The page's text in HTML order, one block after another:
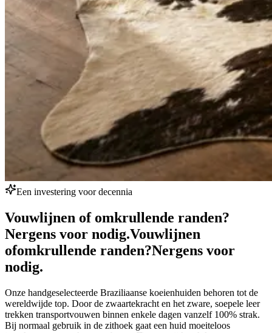
Een investering voor decennia
Vouwlijnen of omkrullende randen?
Nergens voor nodig.Vouwlijnen
ofomkrullende randen?Nergens voor
nodig.
Onze handgeselecteerde Braziliaanse koeienhuiden behoren tot de
wereldwijde top. Door de zwaartekracht en het zware, soepele leer
trekken transportvouwen binnen enkele dagen vanzelf 100% strak.
Bij normaal gebruik in de zithoek gaat een huid moeiteloos